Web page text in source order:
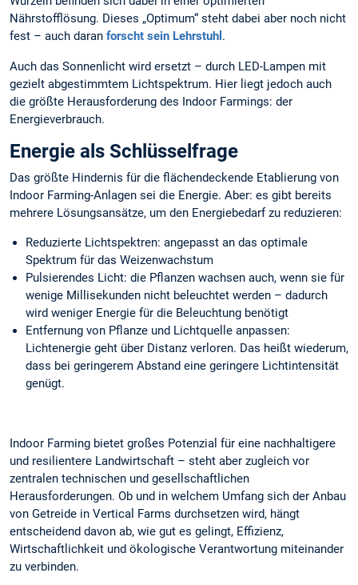
Nährstofflösung. Dieses „Optimum“ steht dabei aber noch nicht
fest – auch daran forscht sein Lehrstuhl .
Auch das Sonnenlicht wird ersetzt – durch LED-Lampen mit
gezielt abgestimmtem Lichtspektrum. Hier liegt jedoch auch
die größte Herausforderung des Indoor Farmings: der
Energieverbrauch.
Energie als Schlüsselfrage
Das größte Hindernis für die flächendeckende Etablierung von
Indoor Farming-Anlagen sei die Energie. Aber: es gibt bereits
mehrere Lösungsansätze, um den Energiebedarf zu reduzieren:
Reduzierte Lichtspektren: angepasst an das optimale
Spektrum für das Weizenwachstum
Pulsierendes Licht: die Pflanzen wachsen auch, wenn sie für
wenige Millisekunden nicht beleuchtet werden – dadurch
wird weniger Energie für die Beleuchtung benötigt
Entfernung von Pflanze und Lichtquelle anpassen:
Lichtenergie geht über Distanz verloren. Das heißt wiederum,
dass bei geringerem Abstand eine geringere Lichtintensität
genügt.
Indoor Farming bietet großes Potenzial für eine nachhaltigere
und resilientere Landwirtschaft – steht aber zugleich vor
zentralen technischen und gesellschaftlichen
Herausforderungen. Ob und in welchem Umfang sich der Anbau
von Getreide in Vertical Farms durchsetzen wird, hängt
entscheidend davon ab, wie gut es gelingt, Effizienz,
Wirtschaftlichkeit und ökologische Verantwortung miteinander
zu verbinden.